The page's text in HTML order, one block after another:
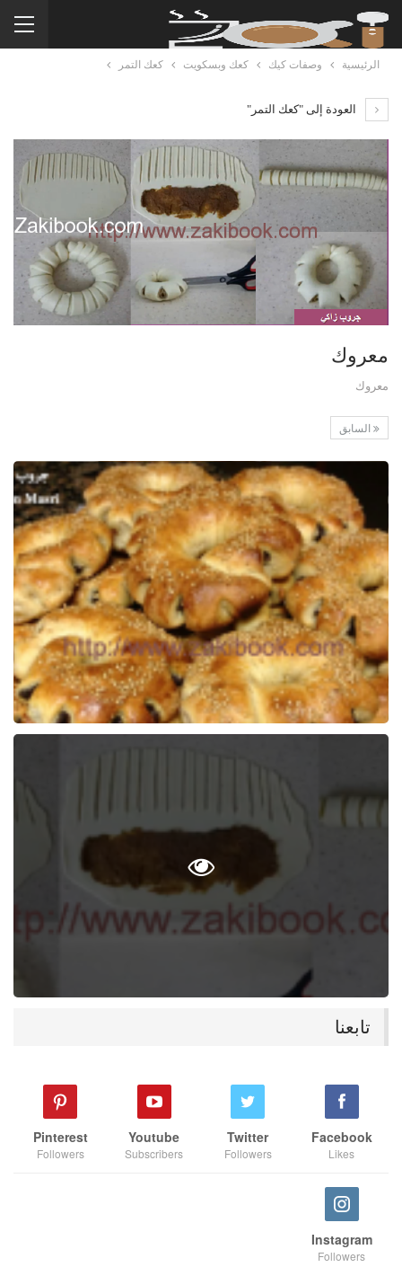
الرئيسية وصفات كيك كعك وبسكويت كعك التمر
العودة إلى "كعك التمر"
معروك
معروك
السابق
تابعنا
Facebook
Likes
Twitter
Followers
Youtube
Subscribers
Pinterest
Followers
Instagram
Followers